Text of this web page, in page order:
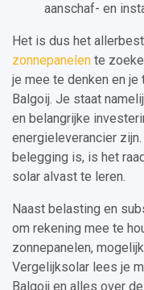
aanschaf- en
Het is dus het
zonnepanelen te
je mee te denken en
Balgoij. Je staat
en belangrijke
energieleverancier
belegging is, is het
solar alvast te leren.
Naast belasting en
om rekening mee te
zonnepanelen,
Vergelijksolar lees je
Balgoij en alles over